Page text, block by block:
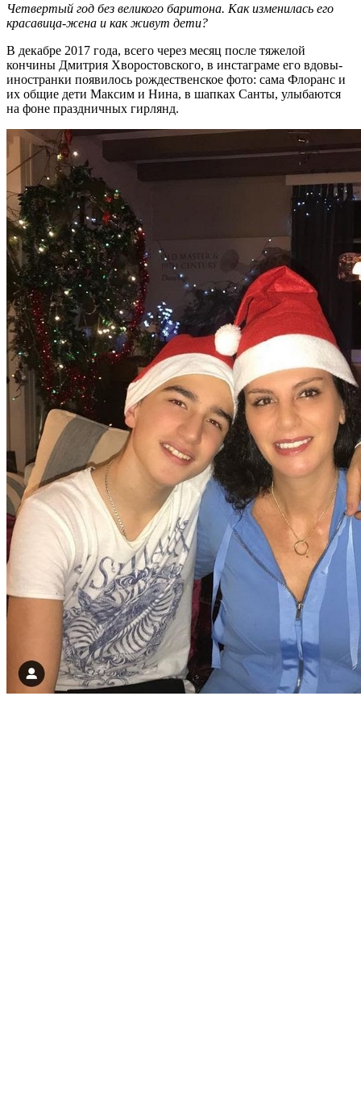
Четвертый год без великого баритона. Как изменилась его
красавица-жена и как живут дети?
В декабре 2017 года, всего через месяц после тяжелой
кончины Дмитрия Хворостовского, в инстаграме его вдовы-
иностранки появилось рождественское фото: сама Флоранс и
их общие дети Максим и Нина, в шапках Санты, улыбаются
на фоне праздничных гирлянд.